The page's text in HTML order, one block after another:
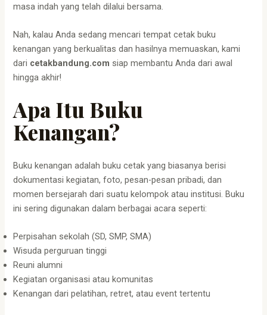
masa indah yang telah dilalui bersama.
Nah, kalau Anda sedang mencari tempat cetak buku
kenangan yang berkualitas dan hasilnya memuaskan, kami
dari cetakbandung.com siap membantu Anda dari awal
hingga akhir!
Apa Itu Buku
Kenangan?
Buku kenangan adalah buku cetak yang biasanya berisi
dokumentasi kegiatan, foto, pesan-pesan pribadi, dan
momen bersejarah dari suatu kelompok atau institusi. Buku
ini sering digunakan dalam berbagai acara seperti:
Perpisahan sekolah (SD, SMP, SMA)
Wisuda perguruan tinggi
Reuni alumni
Kegiatan organisasi atau komunitas
Kenangan dari pelatihan, retret, atau event tertentu